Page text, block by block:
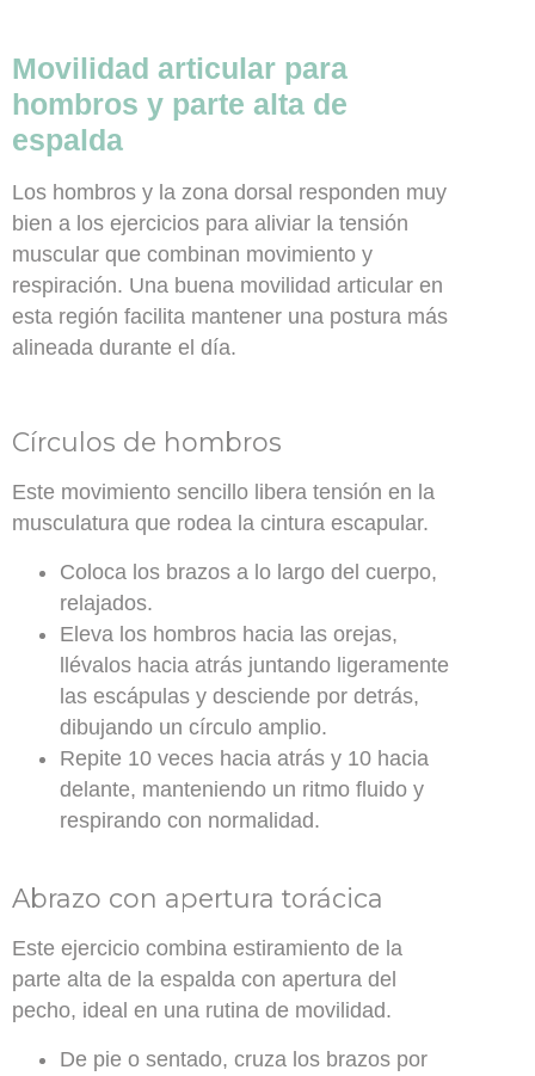
Movilidad articular para
hombros y parte alta de
espalda
Los hombros y la zona dorsal responden muy
bien a los ejercicios para aliviar la tensión
muscular que combinan movimiento y
respiración. Una buena movilidad articular en
esta región facilita mantener una postura más
alineada durante el día.
Círculos de hombros
Este movimiento sencillo libera tensión en la
musculatura que rodea la cintura escapular.
Coloca los brazos a lo largo del cuerpo,
relajados.
Eleva los hombros hacia las orejas,
llévalos hacia atrás juntando ligeramente
las escápulas y desciende por detrás,
dibujando un círculo amplio.
Repite 10 veces hacia atrás y 10 hacia
delante, manteniendo un ritmo fluido y
respirando con normalidad.
Abrazo con apertura torácica
Este ejercicio combina estiramiento de la
parte alta de la espalda con apertura del
pecho, ideal en una rutina de movilidad.
De pie o sentado, cruza los brazos por